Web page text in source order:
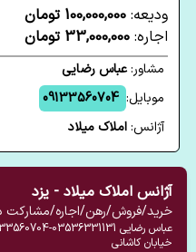
ودیعه: 100,000,000 تومان
اجاره: 33,000,000 تومان
مشاور:عباس رضایی
موبایل: 09133560704
آژانس:املاک میلاد
آژانس املاک میلاد - یزد
خرید/فروش/رهن/اجاره/مشارکت
عباس رضایی 03536331131-09133560704
خیابان کاشانی